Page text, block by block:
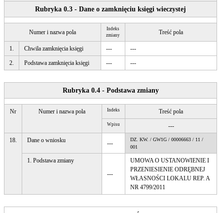
Rubryka 0.3 - Dane o zamknięciu księgi wieczystej
Numer i nazwa pola
Indeks
zmiany
Treść pola
1. Chwila zamknięcia księgi --- ---
2. Podstawa zamknięcia księgi --- ---
Rubryka 0.4 - Podstawa zmiany
Nr Numer i nazwa pola Indeks Treść pola
Wpisu ---
18. Dane o wniosku ---
DZ. KW. / GW1G / 00006663 / 11 /
001
1. Podstawa zmiany
---
UMOWA O USTANOWIENIE I
PRZENIESIENIE ODRĘBNEJ
WŁASNOŚCI LOKALU REP. A
NR 4799/2011